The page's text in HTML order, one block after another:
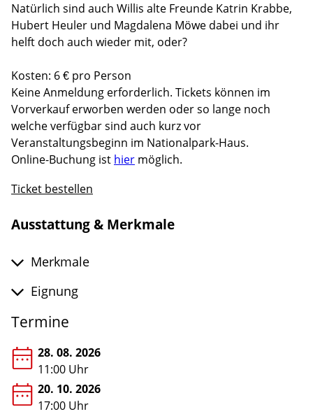
Natürlich sind auch Willis alte Freunde Katrin Krabbe,
Hubert Heuler und Magdalena Möwe dabei und ihr
helft doch auch wieder mit, oder?
Kosten: 6 € pro Person
Keine Anmeldung erforderlich. Tickets können im
Vorverkauf erworben werden oder so lange noch
welche verfügbar sind auch kurz vor
Veranstaltungsbeginn im Nationalpark-Haus.
Online-Buchung ist hier möglich.
Ticket bestellen
Ausstattung & Merkmale
Merkmale
Eignung
Termine
28. 08. 2026
11:00 Uhr
20. 10. 2026
17:00 Uhr